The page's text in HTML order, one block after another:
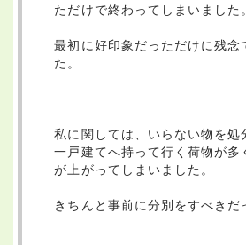
ただけで終わってしまいました
最初に好印象だっただけに残念
た。
私に関しては、いらない物を処
一戸建てへ持って行く荷物が多
が上がってしまいました。
きちんと事前に分別をすべきだ